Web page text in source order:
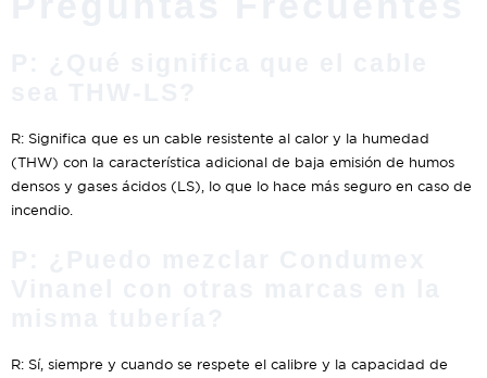
R: Significa que es un cable resistente al calor y la humedad
(THW) con la característica adicional de baja emisión de humos
densos y gases ácidos (LS), lo que lo hace más seguro en caso de
incendio.
R: Sí, siempre y cuando se respete el calibre y la capacidad de